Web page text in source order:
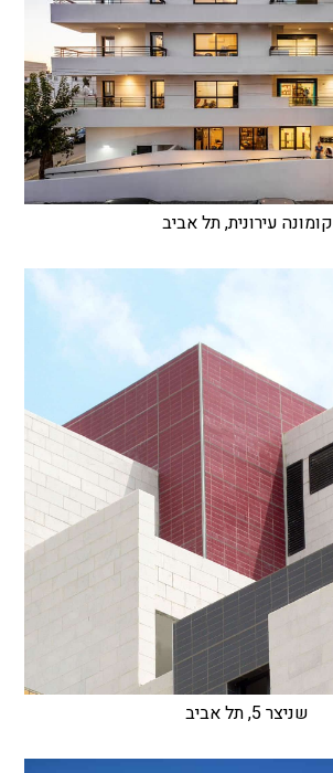
קומונה עירונית, תל אביב
שניצר 5, תל אביב